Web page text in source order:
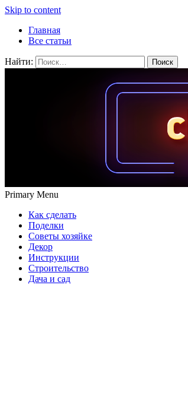
Skip to content
Главная
Все статьи
Найти:
Primary Menu
Как сделать
Поделки
Советы хозяйке
Декор
Инструкции
Строительство
Дача и сад